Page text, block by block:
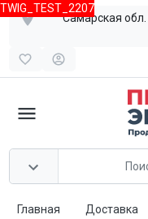
Самарская
Главная Доставка
TWIG_TEST_2207